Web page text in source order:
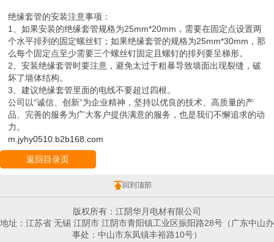
绝缘套管的安装注意事项：
1、如果安装的绝缘套管规格为25mm*20mm，需要在固定点设置两
个水平排列的固定螺丝钉；如果绝缘套管的规格为25mm*30mm，那
么每个固定点至少需要三个螺丝钉固定且螺钉的排列要呈梯形。
2、安装绝缘套管时要注意，避免太过于粗暴导致墙面出现裂缝，破
坏了墙体结构。
3、建议绝缘套管里面的电线不要超过四根。
公司以“诚信、创新”为企业精神，坚持以优良的技术、高质量的产
品、完善的服务为广大客户提供满意的服务，也是我们不懈追求的动
力。
m.jyhy0510.b2b168.com
返回目录页
回到顶部
版权所有：江阴华月电材有限公司
地址：江苏省 无锡 江阴市 江阴市青阳镇工业区振阳路28号（广东中山办
事处：中山市东凤镇丰裕路10号）